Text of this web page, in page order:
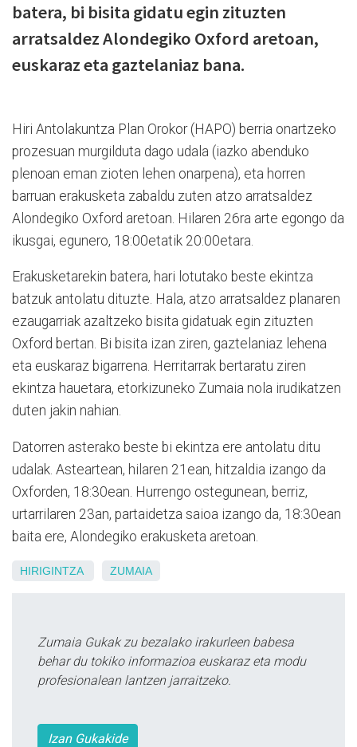
batera, bi bisita gidatu egin zituzten
arratsaldez Alondegiko Oxford aretoan,
euskaraz eta gaztelaniaz bana.
Hiri Antolakuntza Plan Orokor (HAPO) berria onartzeko
prozesuan murgilduta dago udala (iazko abenduko
plenoan eman zioten lehen onarpena), eta horren
barruan erakusketa zabaldu zuten atzo arratsaldez
Alondegiko Oxford aretoan. Hilaren 26ra arte egongo da
ikusgai, egunero, 18:00etatik 20:00etara.
Erakusketarekin batera, hari lotutako beste ekintza
batzuk antolatu dituzte. Hala, atzo arratsaldez planaren
ezaugarriak azaltzeko bisita gidatuak egin zituzten
Oxford bertan. Bi bisita izan ziren, gaztelaniaz lehena
eta euskaraz bigarrena. Herritarrak bertaratu ziren
ekintza hauetara, etorkizuneko Zumaia nola irudikatzen
duten jakin nahian.
Datorren asterako beste bi ekintza ere antolatu ditu
udalak. Asteartean, hilaren 21ean, hitzaldia izango da
Oxforden, 18:30ean. Hurrengo ostegunean, berriz,
urtarrilaren 23an, partaidetza saioa izango da, 18:30ean
baita ere, Alondegiko erakusketa aretoan.
HIRIGINTZA ZUMAIA
Zumaia Gukak zu bezalako irakurleen babesa
behar du tokiko informazioa euskaraz eta modu
profesionalean lantzen jarraitzeko.
Izan Gukakide